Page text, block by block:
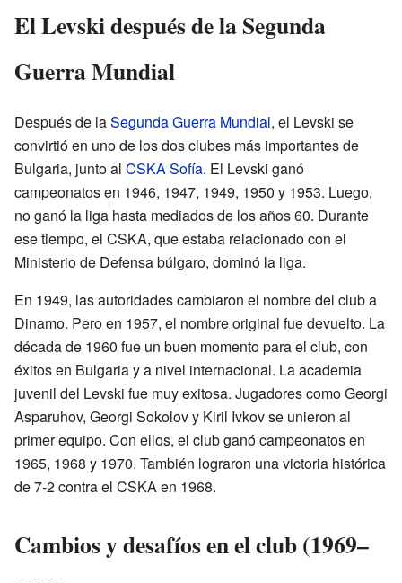
El Levski después de la Segunda
Guerra Mundial
Después de laSegunda Guerra Mundial, el Levski se
convirtió en uno de los dos clubes más importantes de
Bulgaria, junto al CSKA Sofía. El Levski ganó
campeonatos en 1946, 1947, 1949, 1950 y 1953. Luego,
no ganó la liga hasta mediados de los años 60. Durante
ese tiempo, el CSKA, que estaba relacionado con el
Ministerio de Defensa búlgaro, dominó la liga.
En 1949, las autoridades cambiaron el nombre del club a
Dinamo. Pero en 1957, el nombre original fue devuelto. La
década de 1960 fue un buen momento para el club, con
éxitos en Bulgaria y a nivel internacional. La academia
juvenil del Levski fue muy exitosa. Jugadores como Georgi
Asparuhov, Georgi Sokolov y Kiril Ivkov se unieron al
primer equipo. Con ellos, el club ganó campeonatos en
1965, 1968 y 1970. También lograron una victoria histórica
de 7-2 contra el CSKA en 1968.
Cambios y desafíos en el club (1969–